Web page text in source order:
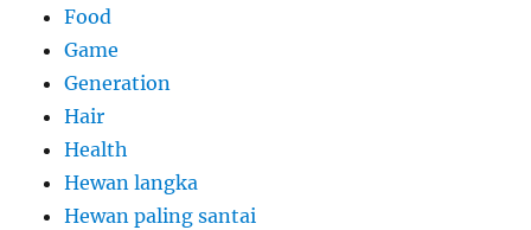
Food
Game
Generation
Hair
Health
Hewan langka
Hewan paling santai